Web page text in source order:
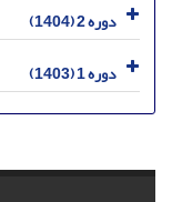
دوره 2 (1404)
دوره 1 (1403)